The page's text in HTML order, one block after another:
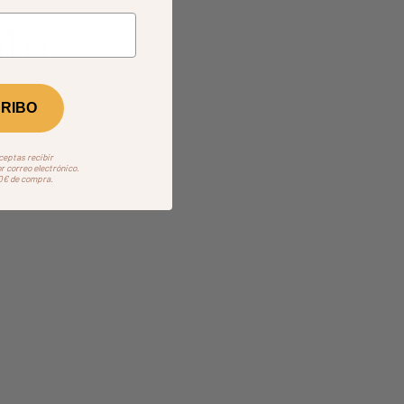
recibir
correo electrónico.
de compra.